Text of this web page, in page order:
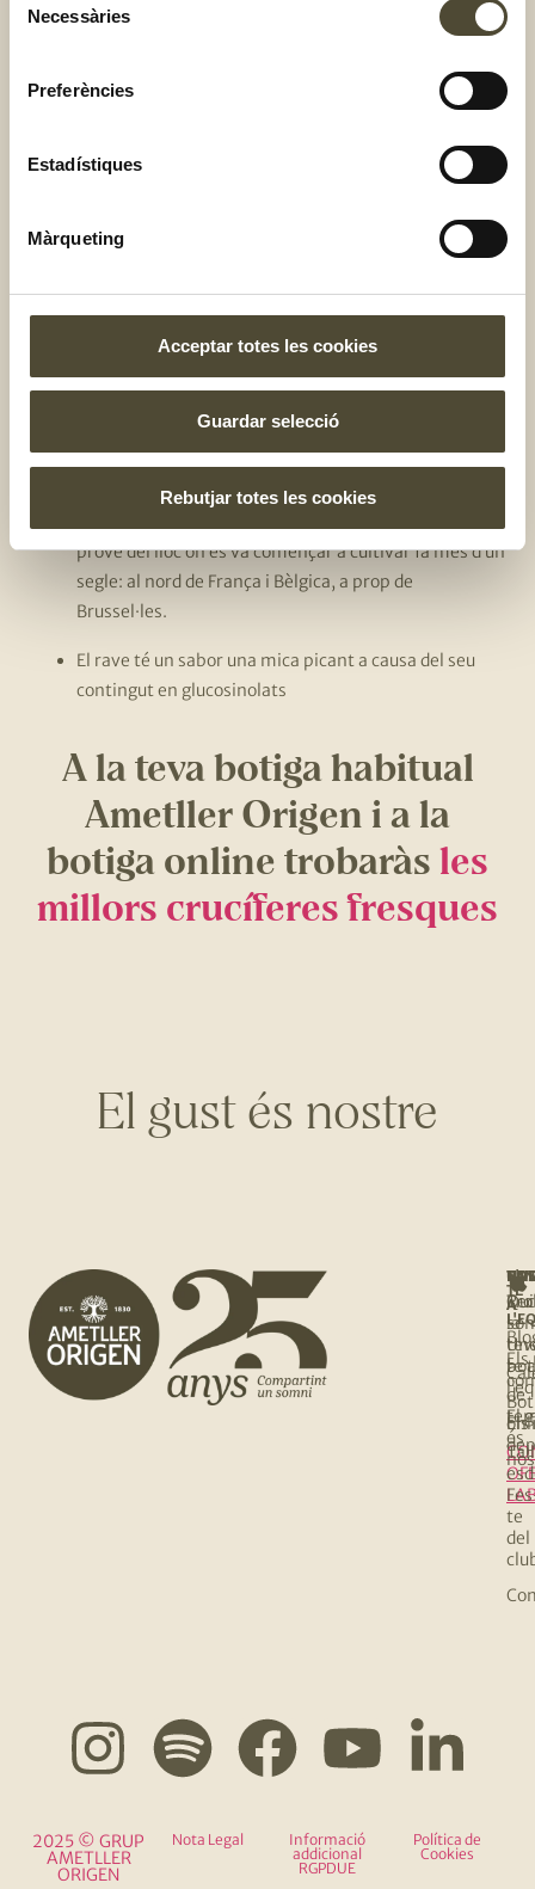
Necessàries
Preferències
Estadístiques
Màrqueting
Acceptar totes les cookies
Guardar selecció
Rebutjar totes les cookies
Si volssaber per què són tan saludables les crucíferes i el
aquest
5 curiositats d’aquest grup
de verdures
2.500 anys a.C.
que significa brot
d’hivern
prové del lloc on es va començar a cultivar fa més d’un
segle: al nord de França i Bèlgica, a prop de
Brussel·les.
El rave té un sabor una mica picant a causa del seu
contingut en glucosinolats
A la teva botiga habitual
Ametller Origen i a la
botiga online trobaràsles
millors crucíferes fresques
El gust és nostre
Qui
Els
El
és
te
del
TE
A
te a
Els
de
la
2025 © GRUP
AMETLLER
ORIGEN
Nota Legal
Informació
addicional
RGPDUE
Política de
Cookies